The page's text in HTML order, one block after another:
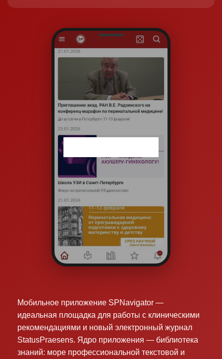
Мобильное приложение SPNavigator —
идеальная площадка для работы с клиническими
рекомендациями и новый электронный журнал
StatusPraesens. Ядро приложения — библиотека
знаний: море профессиональной текстовой и